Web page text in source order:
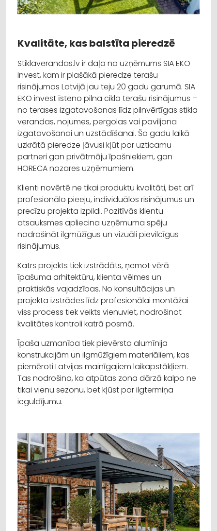
Kvalitāte, kas balstīta pieredzē
Stiklaverandas.lv ir daļa no uzņēmums SIA EKO
Invest, kam ir plašākā pieredze terašu
risinājumos Latvijā jau teju 20 gadu garumā. SIA
EKO invest īsteno pilna cikla terašu risinājumus –
no terases izgatavošanas līdz pilnvērtīgas stikla
verandas, nojumes, pergolas vai paviljona
izgatavošanai un uzstādīšanai. Šo gadu laikā
uzkrātā pieredze ļāvusi kļūt par uzticamu
partneri gan privātmāju īpašniekiem, gan
HORECA nozares uzņēmumiem.
Klienti novērtē ne tikai produktu kvalitāti, bet arī
profesionālo pieeju, individuālos risinājumus un
precīzu projekta izpildi. Pozitīvās klientu
atsauksmes apliecina uzņēmuma spēju
nodrošināt ilgmūžīgus un vizuāli pievilcīgus
risinājumus.
Katrs projekts tiek izstrādāts, ņemot vērā
īpašuma arhitektūru, klienta vēlmes un
praktiskās vajadzības. No konsultācijas un
projekta izstrādes līdz profesionālai montāžai –
viss process tiek veikts vienuviet, nodrošinot
kvalitātes kontroli katrā posmā.
Īpaša uzmanība tiek pievērsta alumīnija
konstrukcijām un ilgmūžīgiem materiāliem, kas
piemēroti Latvijas mainīgajiem laikapstākļiem.
Tas nodrošina, ka atpūtas zona dārzā kalpo ne
tikai vienu sezonu, bet kļūst par ilgtermiņa
ieguldījumu.